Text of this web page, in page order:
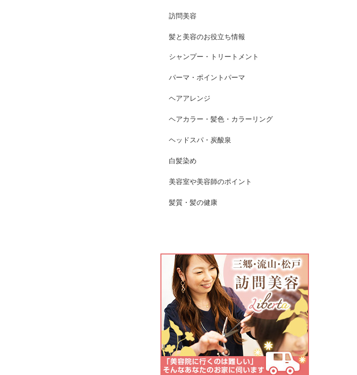
訪問美容
髪と美容のお役立ち情報
シャンプー・トリートメント
パーマ・ポイントパーマ
ヘアアレンジ
ヘアカラー・髪色・カラーリング
ヘッドスパ・炭酸泉
白髪染め
美容室や美容師のポイント
髪質・髪の健康